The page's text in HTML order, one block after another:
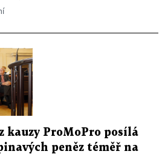
kauzy ProMoPro posílá
peněz téměř na